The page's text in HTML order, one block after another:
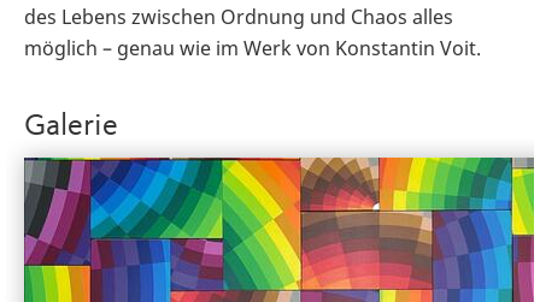
des Lebens zwischen Ordnung und Chaos alles
möglich – genau wie im Werk von Konstantin Voit.
Galerie